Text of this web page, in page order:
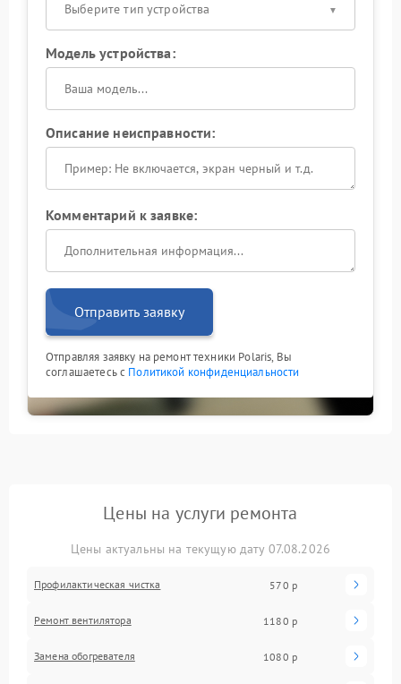
Выберите тип устройства
Модель устройства:
Описание неисправности:
Комментарий к заявке:
Отправить заявку
Отправляя заявку на ремонт техники Polaris, Вы
соглашаетесь с Политикой конфиденциальности
Цены на услуги ремонта
Цены актуальны на текущую дату 07.08.2026
Профилактическая чистка 570 р
Ремонт вентилятора 1180 р
Замена обогревателя 1080 р